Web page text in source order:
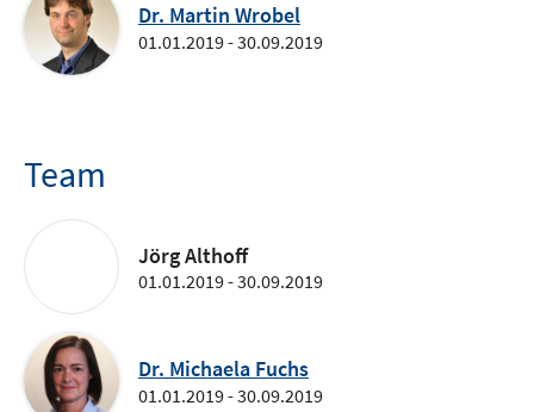
Dr. Martin Wrobel
01.01.2019 - 30.09.2019
Team
Jörg Althoff
01.01.2019 - 30.09.2019
Dr. Michaela Fuchs
01.01.2019 - 30.09.2019